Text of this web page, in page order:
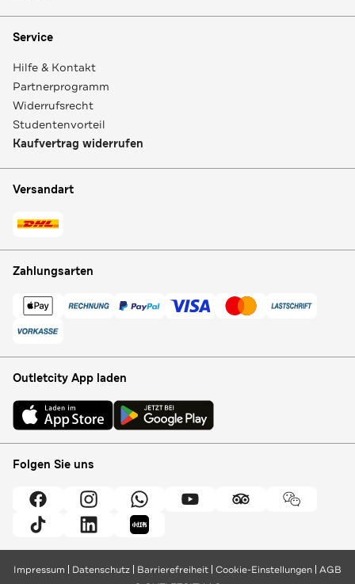
Service
Hilfe & Kontakt
Partnerprogramm
Widerrufsrecht
Studentenvorteil
Kaufvertrag widerrufen
Versandart
Zahlungsarten
Outletcity App laden
Folgen Sie uns
Impressum Datenschutz Barrierefreiheit Cookie-Einstellungen AGB